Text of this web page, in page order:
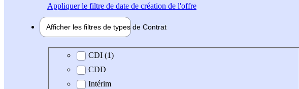
Appliquerle filtre de date de création de l'offre
Afficher les filtres de types de Contrat
Type de contrat
CDI (1)
CDD
Intérim